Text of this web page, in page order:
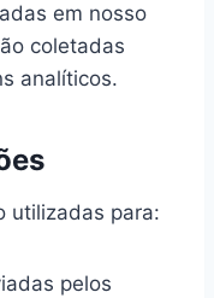
em nosso
coletadas
analíticos.
utilizadas para:
pelos